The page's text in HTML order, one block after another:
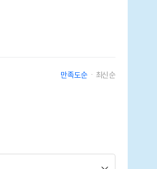
만족도순 최신순